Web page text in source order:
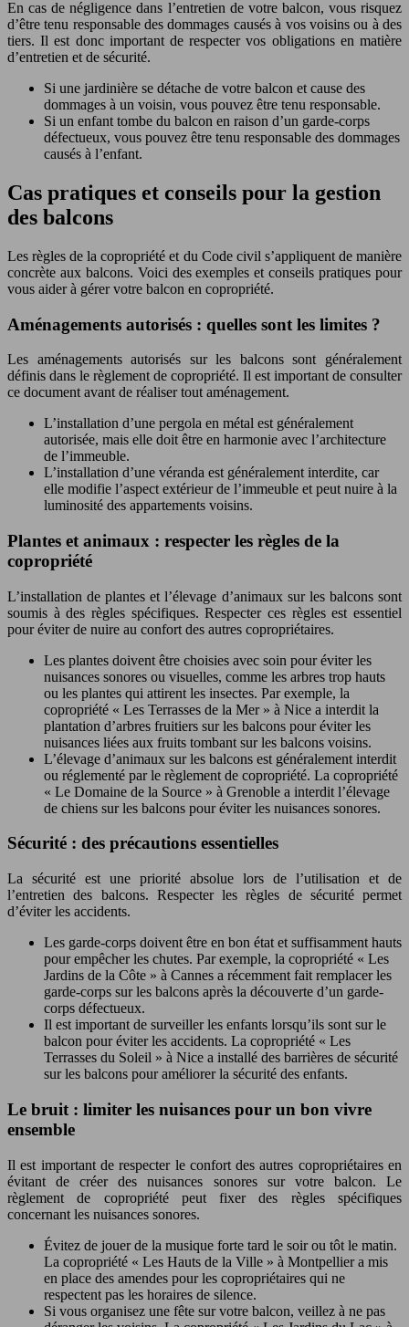
En cas de négligence dans l’entretien de votre balcon, vous risquez
d’être tenu responsable des dommages causés à vos voisins ou à des
tiers. Il est donc important de respecter vos obligations en matière
d’entretien et de sécurité.
Si une jardinière se détache de votre balcon et cause des
dommages à un voisin, vous pouvez être tenu responsable.
Si un enfant tombe du balcon en raison d’un garde-corps
défectueux, vous pouvez être tenu responsable des dommages
causés à l’enfant.
Cas pratiques et conseils pour la gestion
des balcons
Les règles de la copropriété et du Code civil s’appliquent de manière
concrète aux balcons. Voici des exemples et conseils pratiques pour
vous aider à gérer votre balcon en copropriété.
Aménagements autorisés : quelles sont les limites ?
Les aménagements autorisés sur les balcons sont généralement
définis dans le règlement de copropriété. Il est important de consulter
ce document avant de réaliser tout aménagement.
L’installation d’une pergola en métal est généralement
autorisée, mais elle doit être en harmonie avec l’architecture
de l’immeuble.
L’installation d’une véranda est généralement interdite, car
elle modifie l’aspect extérieur de l’immeuble et peut nuire à la
luminosité des appartements voisins.
Plantes et animaux : respecter les règles de la
copropriété
L’installation de plantes et l’élevage d’animaux sur les balcons sont
soumis à des règles spécifiques. Respecter ces règles est essentiel
pour éviter de nuire au confort des autres copropriétaires.
Les plantes doivent être choisies avec soin pour éviter les
nuisances sonores ou visuelles, comme les arbres trop hauts
ou les plantes qui attirent les insectes. Par exemple, la
copropriété « Les Terrasses de la Mer » à Nice a interdit la
plantation d’arbres fruitiers sur les balcons pour éviter les
nuisances liées aux fruits tombant sur les balcons voisins.
L’élevage d’animaux sur les balcons est généralement interdit
ou réglementé par le règlement de copropriété. La copropriété
« Le Domaine de la Source » à Grenoble a interdit l’élevage
de chiens sur les balcons pour éviter les nuisances sonores.
Sécurité : des précautions essentielles
La sécurité est une priorité absolue lors de l’utilisation et de
l’entretien des balcons. Respecter les règles de sécurité permet
d’éviter les accidents.
Les garde-corps doivent être en bon état et suffisamment hauts
pour empêcher les chutes. Par exemple, la copropriété « Les
Jardins de la Côte » à Cannes a récemment fait remplacer les
garde-corps sur les balcons après la découverte d’un garde-
corps défectueux.
Il est important de surveiller les enfants lorsqu’ils sont sur le
balcon pour éviter les accidents. La copropriété « Les
Terrasses du Soleil » à Nice a installé des barrières de sécurité
sur les balcons pour améliorer la sécurité des enfants.
Le bruit : limiter les nuisances pour un bon vivre
ensemble
Il est important de respecter le confort des autres copropriétaires en
évitant de créer des nuisances sonores sur votre balcon. Le
règlement de copropriété peut fixer des règles spécifiques
concernant les nuisances sonores.
Évitez de jouer de la musique forte tard le soir ou tôt le matin.
La copropriété « Les Hauts de la Ville » à Montpellier a mis
en place des amendes pour les copropriétaires qui ne
respectent pas les horaires de silence.
Si vous organisez une fête sur votre balcon, veillez à ne pas